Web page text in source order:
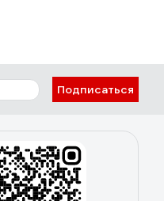
Подписаться